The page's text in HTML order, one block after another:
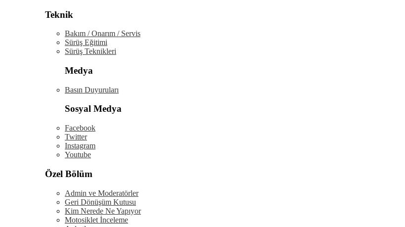
Teknik
Bakım / Onarım / Servis
Sürüş Eğitimi
Sürüş Teknikleri
Medya
Basın Duyuruları
Sosyal Medya
Facebook
Twitter
Instagram
Youtube
Özel Bölüm
Admin ve Moderatörler
Geri Dönüşüm Kutusu
Kim Nerede Ne Yapıyor
Motosiklet İnceleme